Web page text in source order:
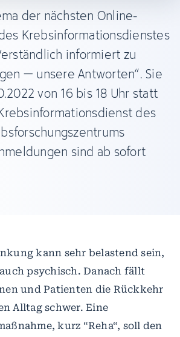
der nächsten Online-
Krebsinformationsdienstes
informiert zu
– unsere Antworten“. Sie
von 16 bis 18 Uhr statt
des
sind ab sofort
kann sehr belastend sein,
psychisch. Danach fällt
und Patienten die Rückkehr
Alltag schwer. Eine
kurz “Reha“, soll den